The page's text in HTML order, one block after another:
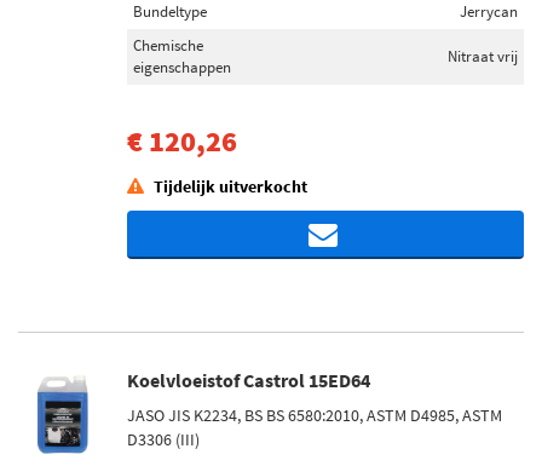
Bundeltype
Jerrycan
Chemische
eigenschappen
Nitraat vrij
€ 120,26
Tijdelijk uitverkocht
Koelvloeistof Castrol 15ED64
JASO JIS K2234, BS BS 6580:2010, ASTM D4985, ASTM
D3306 (III)